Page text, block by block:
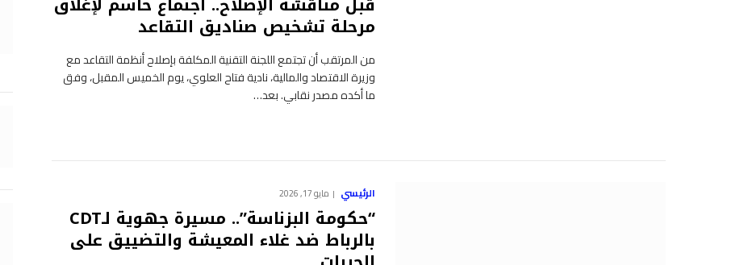
مرحلة تشخيص صناديق التقاعد
من المرتقب أن تجتمع اللجنة التقنية المكلفة بإصلاح أنظمة التقاعد مع
وزيرة الاقتصاد والمالية، نادية فتاح العلوي، يوم الخميس المقبل، وفق
ما أكده مصدر نقابي. بعد…
الرئيسي مايو 17, 2026
“حكومة البزناسة”.. مسيرة جهوية لـCDT
بالرباط ضد غلاء المعيشة والتضييق على